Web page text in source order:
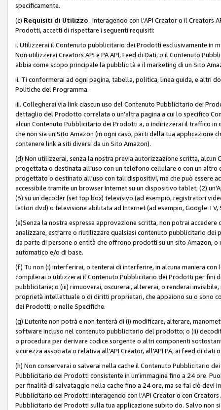
specificamente.
(c) Requisiti di Utilizzo . Interagendo con l'API Creator o il Creators
Prodotti, accetti di rispettare i seguenti requisiti:
i. Utilizzerai il Contenuto pubblicitario dei Prodotti esclusivamente in
Non utilizzerai Creators API e PA API, Feed di Dati, o il Contenuto
abbia come scopo principale la pubblicità e il marketing di un Sito
ii. Ti conformerai ad ogni pagina, tabella, politica, linea guida, e altri
Politiche del Programma.
iii. Collegherai via link ciascun uso del Contenuto Pubblicitario dei
dettaglio del Prodotto correlata o un'altra pagina a cui lo specifico
alcun Contenuto Pubblicitario dei Prodotti a, o indirizzerai il traffico in
che non sia un Sito Amazon (in ogni caso, parti della tua
contenere link a siti diversi da un Sito Amazon).
(d) Non utilizzerai, senza la nostra previa autorizzazione scritta,
progettata o destinata all'uso con un telefono cellulare o con un
progettato o destinato all'uso con tali dispositivi, ma che può essere
accessibile tramite un browser Internet su un dispositivo tablet; (2)
(3) su un decoder (set top box) televisivo (ad esempio, registratori
lettori dvd) o televisione abilitata ad Internet (ad esempio, Google TV,
(e)Senza la nostra espressa approvazione scritta, non potrai
analizzare, estrarre o riutilizzare qualsiasi contenuto pubblicitario
da parte di persone o entità che offrono prodotti su un sito Amazon,
automatico e/o di base.
(f) Tu non (i) interferirai, o tenterai di interferire, in alcuna maniera
compilerai o utilizzerai il Contenuto Pubblicitario dei Prodotti per
pubblicitarie; o (iii) rimuoverai, oscurerai, altererai, o renderai
proprietà intellettuale o di diritti proprietari, che appaiono su o sono
dei Prodotti, o nelle Specifiche.
(g) L'utente non potrà e non tenterà di (i) modificare, alterare,
software incluso nel contenuto pubblicitario del prodotto; o (ii)
o procedura per derivare codice sorgente o altri componenti
sicurezza associata o relativa all'API Creator, all'API PA, ai feed di
(h) Non conserverai o salverai nella cache il Contenuto Pubblicitario
Pubblicitario dei Prodotti consistente in un'immagine fino a 24 ore.
per finalità di salvataggio nella cache fino a 24 ore, ma se fai ciò
Pubblicitario dei Prodotti interagendo con l'API Creator o con
Pubblicitario dei Prodotti sulla tua applicazione subito do. Salvo non